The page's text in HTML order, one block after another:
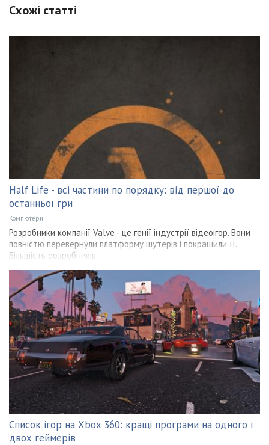
Схожі статті
Half Life - всі частини по порядку: від першої до
останньої гри
Компютери
Розробники компанії Valve - це генії індустрії відеоігор. Вони
повністю перевернули платформу шутерів і покращили її.
Більшість розробників
Список ігор на Xbox 360: кращі програми на одного і
двох геймерів